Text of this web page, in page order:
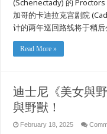
(Schenectady) 的
加哥的卡迪拉克宫剧院
计的两年巡回路线将于稍
Read More »
迪士尼《美女與
與野獸！
February 18, 2025